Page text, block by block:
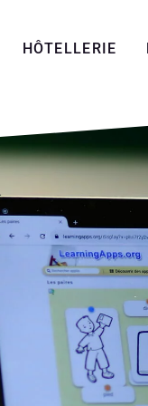
HÔTELLERIE